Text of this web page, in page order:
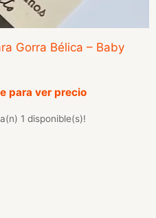
Gorra Bélica – Baby
para ver precio
1 disponible(s)!